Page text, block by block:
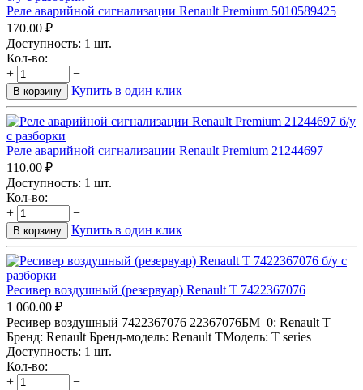
Реле аварийной сигнализации Renault Premium 5010589425
170.00 ₽
Доступность: 1 шт.
Кол-во:
+
−
В корзину Купить в один клик
Реле аварийной сигнализации Renault Premium 21244697
110.00 ₽
Доступность: 1 шт.
Кол-во:
+
−
В корзину Купить в один клик
Ресивер воздушный (резервуар) Renault T 7422367076
1 060.00 ₽
Ресивер воздушный 7422367076 22367076БМ_0: Renault T
Бренд: Renault Бренд-модель: Renault TМодель: T series
Доступность: 1 шт.
Кол-во:
+
−